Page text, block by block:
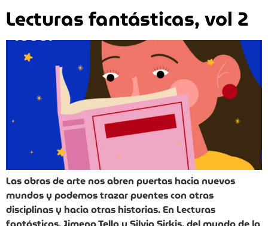
Lecturas fantásticas, vol 2
Las obras de arte nos abren puertas hacia nuevos
mundos y podemos trazar puentes con otras
disciplinas y hacia otras historias. En Lecturas